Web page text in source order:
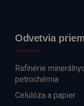
Odvetvia
Rafinérie
petrochémia
Celulóza a papier